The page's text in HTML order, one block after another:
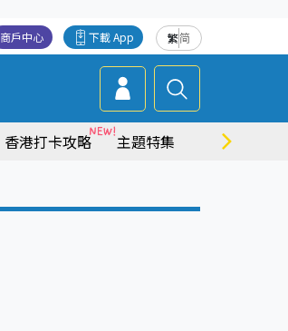
繁简
下載 App
商戶中心
香港打卡攻略 主題特集 商場情報